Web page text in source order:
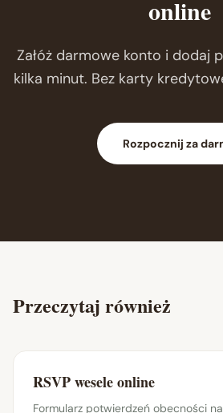
online
Załóż darmowe konto i dodaj
kilka minut. Bez karty
Rozpocznij za
Przeczytaj również
RSVP wesele online
Formularz potwierdzeń obecności